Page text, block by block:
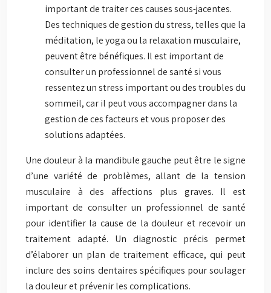
important de traiter ces causes sous-jacentes.
Des techniques de gestion du stress, telles que la
méditation, le yoga ou la relaxation musculaire,
peuvent être bénéfiques. Il est important de
consulter un professionnel de santé si vous
ressentez un stress important ou des troubles du
sommeil, car il peut vous accompagner dans la
gestion de ces facteurs et vous proposer des
solutions adaptées.
Une douleur à la mandibule gauche peut être le signe
d’une variété de problèmes, allant de la tension
musculaire à des affections plus graves. Il est
important de consulter un professionnel de santé
pour identifier la cause de la douleur et recevoir un
traitement adapté. Un diagnostic précis permet
d’élaborer un plan de traitement efficace, qui peut
inclure des soins dentaires spécifiques pour soulager
la douleur et prévenir les complications.